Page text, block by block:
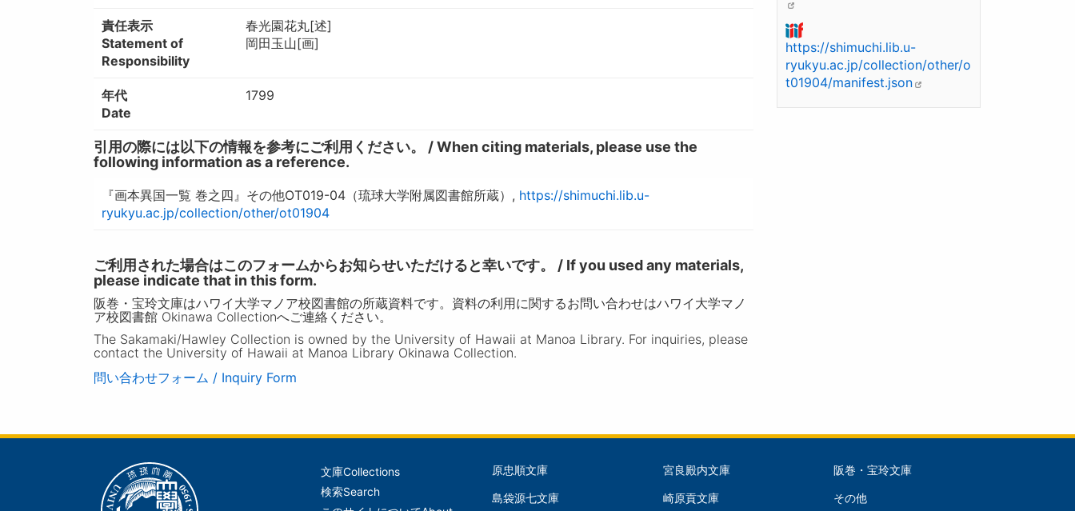
責任表示
Statement of
Responsibility
春光園花丸[述]
岡田玉山[画]
年代
Date
1799
引用の際には以下の情報を参考にご利用ください。 / When citing materials, please use the
following information as a reference.
『画本異国一覧 巻之四』その他OT019-04（琉球大学附属図書館所蔵）, https://shimuchi.lib.u-
ryukyu.ac.jp/collection/other/ot01904
ご利用された場合はこのフォームからお知らせいただけると幸いです。 / If you used any materials,
please indicate that in this form.
阪巻・宝玲文庫はハワイ大学マノア校図書館の所蔵資料です。資料の利用に関するお問い合わせはハワイ大学マノ
ア校図書館 Okinawa Collectionへご連絡ください。
The Sakamaki/Hawley Collection is owned by the University of Hawaii at Manoa Library. For inquiries, please
contact the University of Hawaii at Manoa Library Okinawa Collection.
問い合わせフォーム / Inquiry Form
https://shimuchi.lib.u-
ryukyu.ac.jp/collection/other/o
t01904/manifest.json
メ
文庫Collections
検索Search
文
原忠順文庫
島袋源七文庫
文
宮良殿内文庫
崎原貢文庫
文
阪巻・宝玲文庫
その他